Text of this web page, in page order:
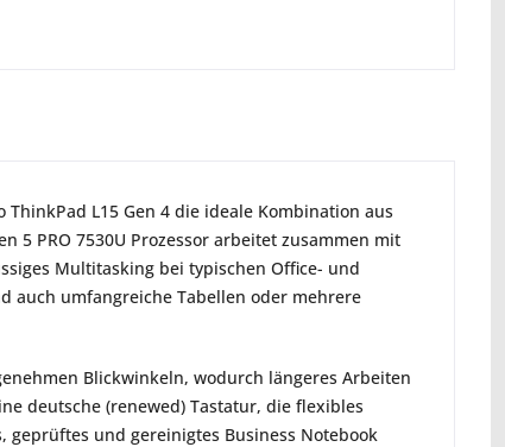
L15 Gen 4 die ideale Kombination aus
5 PRO 7530U Prozessor arbeitet zusammen mit
Multitasking bei typischen Office- und
auch umfangreiche Tabellen oder mehrere
Blickwinkeln, wodurch längeres Arbeiten
deutsche (renewed) Tastatur, die flexibles
und gereinigtes Business Notebook